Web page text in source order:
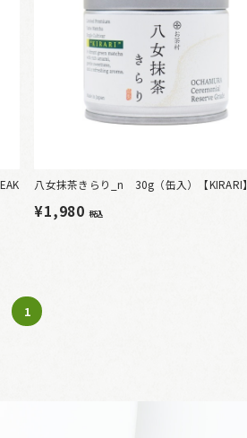
八女抹茶きらり_n 30g（缶入）【KIRARI】
¥1,980 税込
1